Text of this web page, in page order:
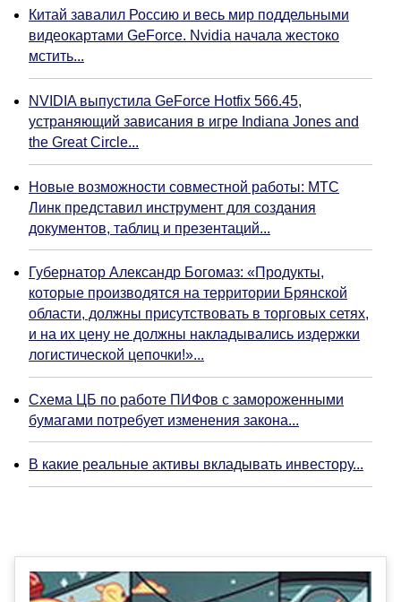
Китай завалил Россию и весь мир поддельными
видеокартами GeForce. Nvidia начала жестоко
мстить...
NVIDIA выпустила GeForce Hotfix 566.45,
устраняющий зависания в игре Indiana Jones and
the Great Circle...
Новые возможности совместной работы: МТС
Линк представил инструмент для создания
документов, таблиц и презентаций...
Губернатор Александр Богомаз: «Продукты,
которые производятся на территории Брянской
области, должны присутствовать в торговых сетях,
и на их цену не должны накладывались издержки
логистической цепочки!»...
Схема ЦБ по работе ПИФов с замороженными
бумагами потребует изменения закона...
В какие реальные активы вкладывать инвестору...